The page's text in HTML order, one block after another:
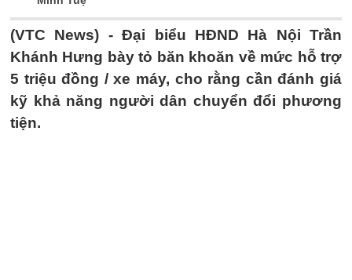
(VTC News) -Đại biểu HĐND Hà Nội Trần
Khánh Hưng bày tỏ băn khoăn về mức hỗ trợ
5 triệu đồng / xe máy, cho rằng cần đánh giá
kỹ khả năng người dân chuyển đổi phương
tiện.